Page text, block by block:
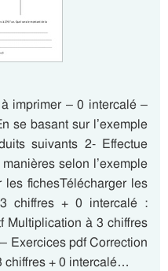
imprimer – 0 intercalé –
se basant sur l’exemple
suivants 2- Effectue
selon l’exemple
fichesTélécharger les
chiffres + 0 intercalé :
Multiplication à 3 chiffres
Exercices pdf Correction
chiffres + 0 intercalé…